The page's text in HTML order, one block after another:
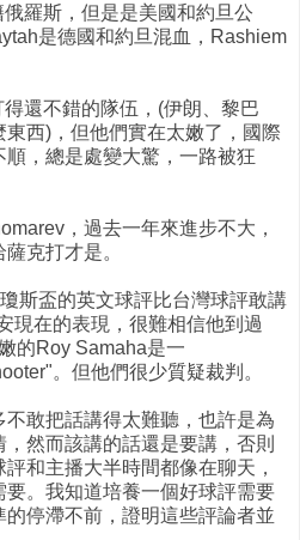
羅斯，但是是美國和約旦公
是德國和約旦混血，Rashiem
還不錯的隊伍，(伊朗、黎巴
西)，但他們實在太嫩了，國際
，總是處變大驚，一路被狂
，過去一年來進步不大，
克打才是。
斯盃的英文球評比台灣球評敢講
現在的表現，很難相信他到過
的Roy Samaha是一
。但他們很少質疑裁判。
敢把話講得太難聽，也許是為
然而該講的話還是要講，否則
和主播大半時間都像在聊天，
。我知道培養一個好球評需要
停滯不前，證明這些評論者並